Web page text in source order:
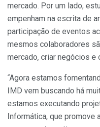
mercado. Por um lado,
empenham na escrita de
participação de eventos
mesmos colaboradores
mercado, criar negócios e
“Agora estamos
IMD vem buscando há
estamos executando
Informática, que promove